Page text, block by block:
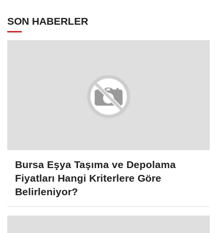
SON HABERLER
Bursa Eşya Taşıma ve Depolama
Fiyatları Hangi Kriterlere Göre
Belirleniyor?